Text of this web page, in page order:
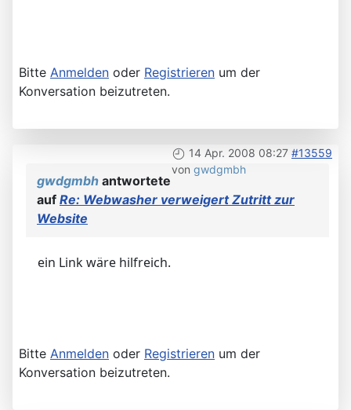
Bitte Anmelden oder Registrieren um der
Konversation beizutreten.
14 Apr. 2008 08:27 #13559
von gwdgmbh
gwdgmbh antwortete
auf Re: Webwasher verweigert Zutritt zur
Website
ein Link wäre hilfreich.
Bitte Anmelden oder Registrieren um der
Konversation beizutreten.